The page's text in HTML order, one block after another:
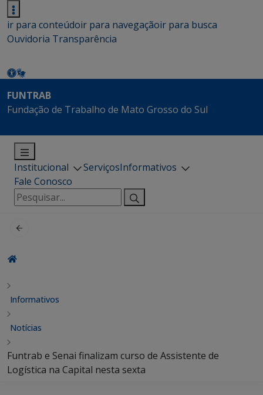
ir para conteúdoir para navegaçãoir para busca
Ouvidoria Transparência
FUNTRAB
Fundação de Trabalho de Mato Grosso do Sul
Institucional ServiçosInformativos
Fale Conosco
Pesquisar
por:
Informativos
Notícias
Funtrab e Senai finalizam curso de Assistente de
Logística na Capital nesta sexta